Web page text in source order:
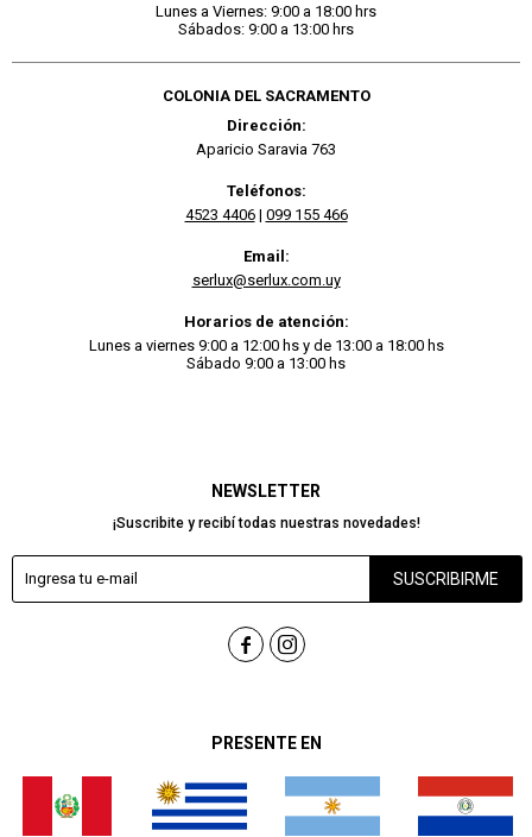
PRESENTE EN
NEWSLETTER
¡Suscribite y recibí todas nuestras novedades!
SUSCRIBIRME
 
Lunes a Viernes: 9:00 a 18:00 hrs
Sábados: 9:00 a 13:00 hrs
COLONIA DEL SACRAMENTO
Dirección:
Aparicio Saravia 763
Teléfonos:
4523 4406| 099 155 466
Email:
serlux@serlux.com.uy
Horarios de atención:
Lunes a viernes 9:00 a 12:00 hs y de 13:00 a 18:00 hs
Sábado 9:00 a 13:00 hs